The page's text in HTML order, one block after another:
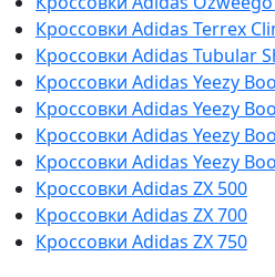
Кроссовки Adidas Terrex
Кроссовки Adidas Tubular
Кроссовки Adidas Yeezy
Кроссовки Adidas Yeezy
Кроссовки Adidas Yeezy
Кроссовки Adidas Yeezy
Кроссовки Adidas ZX 500
Кроссовки Adidas ZX 700
Кроссовки Adidas ZX 750